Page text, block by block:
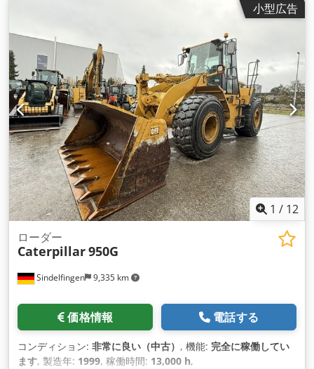
小型広告
1 / 12
Sindelfingen 9,335 km
ローダー
Caterpillar950G
価格情報 電話する
コンディション: 非常に良い（中古） , 機能: 完全に稼働してい
ます, 製造年: 1999, 稼働時間: 13,000 h,